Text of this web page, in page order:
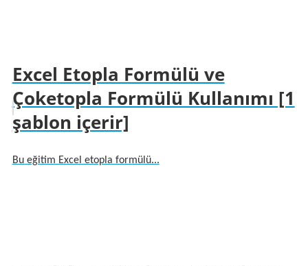
Excel Etopla Formülü ve
Çoketopla Formülü Kullanımı [1
şablon içerir]
Bu eğitim Excel etopla formülü...